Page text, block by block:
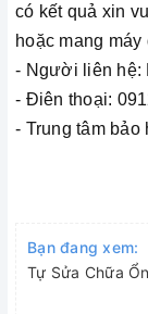
có kết quả xin
hoặc mang
- Người liên hệ:
- Điên thoại:
- Trung tâm bảo
Bạn đang xem:
Tự Sửa Chữa